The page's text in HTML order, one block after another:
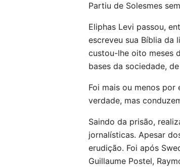
Partiu de Solesmes
Eliphas Levi passou,
escreveu sua Bíblia da
custou-lhe oito meses
bases da sociedade,
Foi mais ou menos
verdade, mas
Saindo da prisão,
jornalísticas. Apesar
erudição. Foi após
Guillaume Postel,